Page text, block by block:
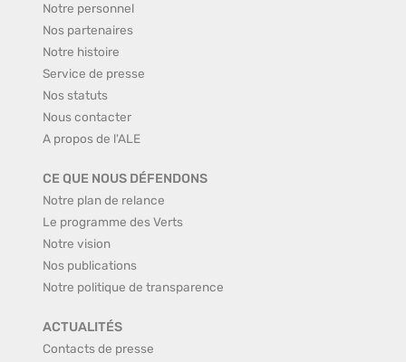
Notre personnel
Nos partenaires
Notre histoire
Service de presse
Nos statuts
Nous contacter
A propos de l'ALE
CE QUE NOUS DÉFENDONS
Notre plan de relance
Le programme des Verts
Notre vision
Nos publications
Notre politique de transparence
ACTUALITÉS
Contacts de presse